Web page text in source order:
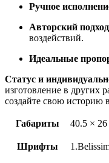
Ручное
Авторский
воздействий.
Идеальные
Статус и
изготовление в других
создайте свою историю
Габариты 40.5 ×
Шрифты